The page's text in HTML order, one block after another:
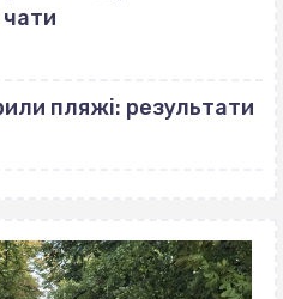
пляжі: результати